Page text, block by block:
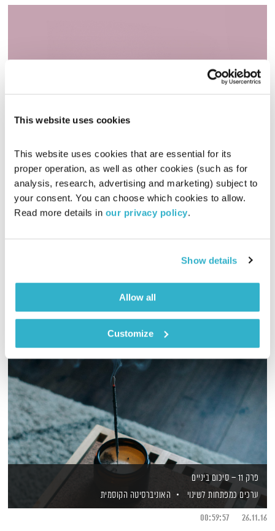
This website uses cookies
This website uses cookies that are essential for its
proper operation, as well as other cookies (such as for
analysis, research, advertising and marketing) subject to
your consent. You can choose which cookies to allow.
Read more details in our privacy policy.
Show details
Allow all
Customize
התבוננות
דליק ווליניץושמואל שאול
01.12.22
00:51:16
נפלאות חודש כסלו – איך נכון לריב בזוגיות ומה ההבדל בין
סוגרים שבוע
אודיו
פרק 11 – סיכום ביניים
ערכים כמפתחות לשינוי
האוניברסיטה הקוסמית
26.11.16
00:59:57